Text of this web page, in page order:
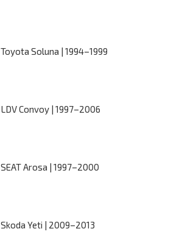
Toyota Soluna | 1994–1999
LDV Convoy | 1997–2006
SEAT Arosa | 1997–2000
Skoda Yeti | 2009–2013